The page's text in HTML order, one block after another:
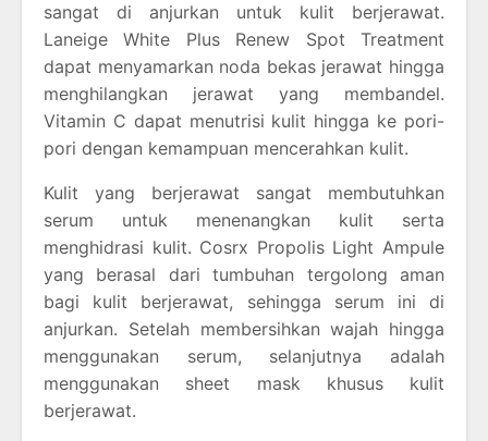
sangat di anjurkan untuk kulit berjerawat.
Laneige White Plus Renew Spot Treatment
dapat menyamarkan noda bekas jerawat hingga
menghilangkan jerawat yang membandel.
Vitamin C dapat menutrisi kulit hingga ke pori-
pori dengan kemampuan mencerahkan kulit.
Kulit yang berjerawat sangat membutuhkan
serum untuk menenangkan kulit serta
menghidrasi kulit. Cosrx Propolis Light Ampule
yang berasal dari tumbuhan tergolong aman
bagi kulit berjerawat, sehingga serum ini di
anjurkan. Setelah membersihkan wajah hingga
menggunakan serum, selanjutnya adalah
menggunakan sheet mask khusus kulit
berjerawat.